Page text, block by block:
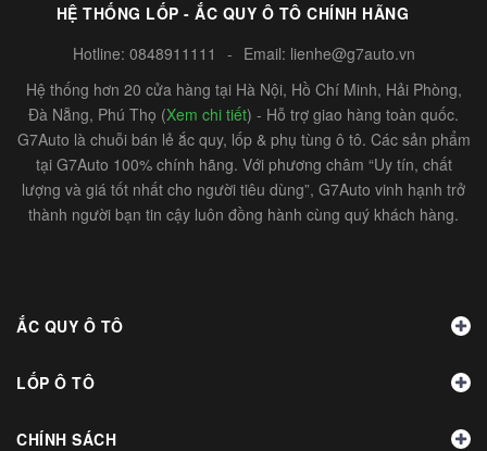
HỆ THỐNG LỐP - ẮC QUY Ô TÔ CHÍNH HÃNG
Hotline: 0848911111 - Email: lienhe@g7auto.vn
Hệ thống hơn 20 cửa hàng tại Hà Nội, Hồ Chí Minh, Hải Phòng,
Đà Nẵng, Phú Thọ (Xem chi tiết) - Hỗ trợ giao hàng toàn quốc.
G7Auto là chuỗi bán lẻ ắc quy, lốp & phụ tùng ô tô. Các sản phẩm
tại G7Auto 100% chính hãng. Với phương châm “Uy tín, chất
lượng và giá tốt nhất cho người tiêu dùng”, G7Auto vinh hạnh trở
thành người bạn tin cậy luôn đồng hành cùng quý khách hàng.
ẮC QUY Ô TÔ
LỐP Ô TÔ
CHÍNH SÁCH